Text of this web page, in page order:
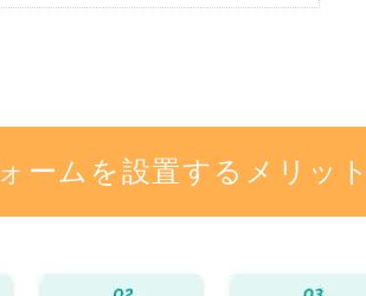
ームを設置するメリット